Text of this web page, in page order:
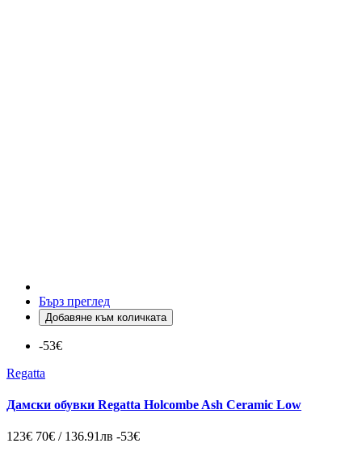
Бърз преглед
Добавяне към количката
-53€
Regatta
Дамски обувки Regatta Holcombe Ash Ceramic Low
123€ 70€ / 136.91лв -53€